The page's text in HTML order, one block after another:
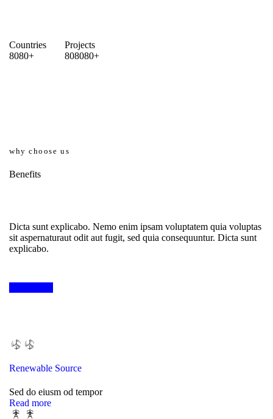
Countries
8080+
Projects
808080+
why choose us
Benefits
Dicta sunt explicabo. Nemo enim ipsam voluptatem quia voluptas
sit aspernaturaut odit aut fugit, sed quia consequuntur. Dicta sunt
explicabo.
Renewable Source
Sed do eiusm od tempor
Read more